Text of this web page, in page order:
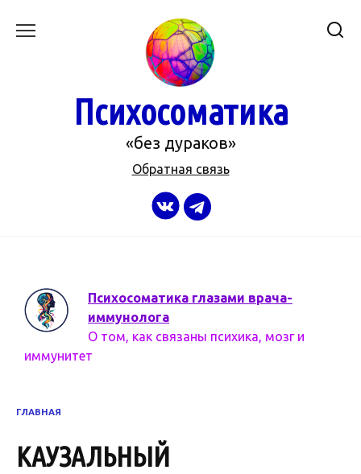
Психосоматика
«без дураков»
Обратная связь
Психосоматика глазами врача-
иммунолога
О том, как связаны психика, мозг и
иммунитет
ГЛАВНАЯ
КАУЗАЛЬНЫЙ